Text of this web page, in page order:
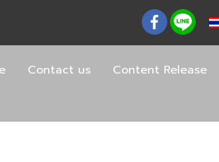
Contact us Content Release